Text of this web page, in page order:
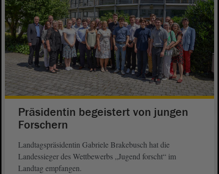
Präsidentin begeistert von jungen
Forschern
Landtagspräsidentin Gabriele Brakebusch hat die
Landessieger des Wettbewerbs „Jugend forscht“ im
Landtag empfangen.